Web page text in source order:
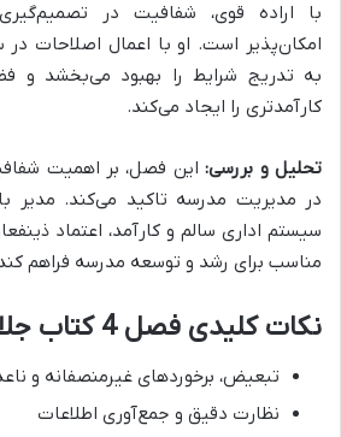
با اراده قوی، شفافیت در
امکان‌پذیر است. او با اعمال اصلاحات
به تدریج شرایط را بهبود می‌بخشد و
کارآمدتری را ایجاد می‌کند.
تحلیل و بررسی:این فصل، بر اهمیت
در مدیریت مدرسه تاکید می‌کند. مدیر
سیستم اداری سالم و کارآمد، اعتماد
مناسب برای رشد و توسعه مدرسه فراهم
نکات کلیدی فصل 4 کتاب جلال آل احمد:
تبعیض، برخوردهای غیرمنصفانه و
نظارت دقیق و جمع‌آوری اطلاعات